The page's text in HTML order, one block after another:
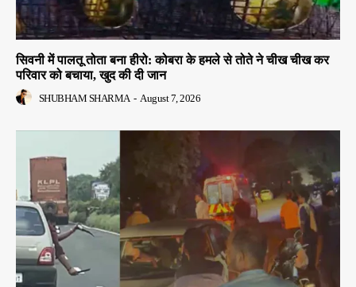
सिवनी में पालतू तोता बना हीरो: कोबरा के हमले से तोते ने चीख चीख कर
परिवार को बचाया, खुद की दी जान
SHUBHAM SHARMA - August 7, 2026